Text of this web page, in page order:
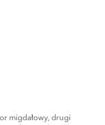
migdałowy, drugi